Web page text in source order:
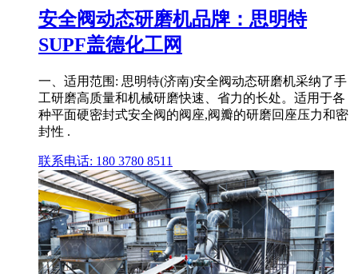
安全阀动态研磨机品牌：思明特
SUPF盖德化工网
一、适用范围: 思明特(济南)安全阀动态研磨机采纳了手
工研磨高质量和机械研磨快速、省力的长处。适用于各
种平面硬密封式安全阀的阀座,阀瓣的研磨回座压力和密
封性 .
联系电话: 180 3780 8511